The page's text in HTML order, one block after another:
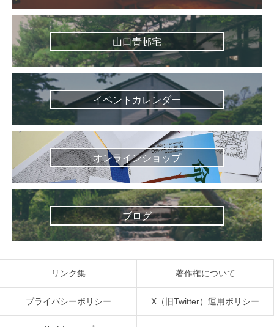
山口青邨宅
イベントカレンダー
オンラインショップ
ブログ
リンク集 著作権について
プライバシーポリシー X（旧Twitter）運用ポリシー